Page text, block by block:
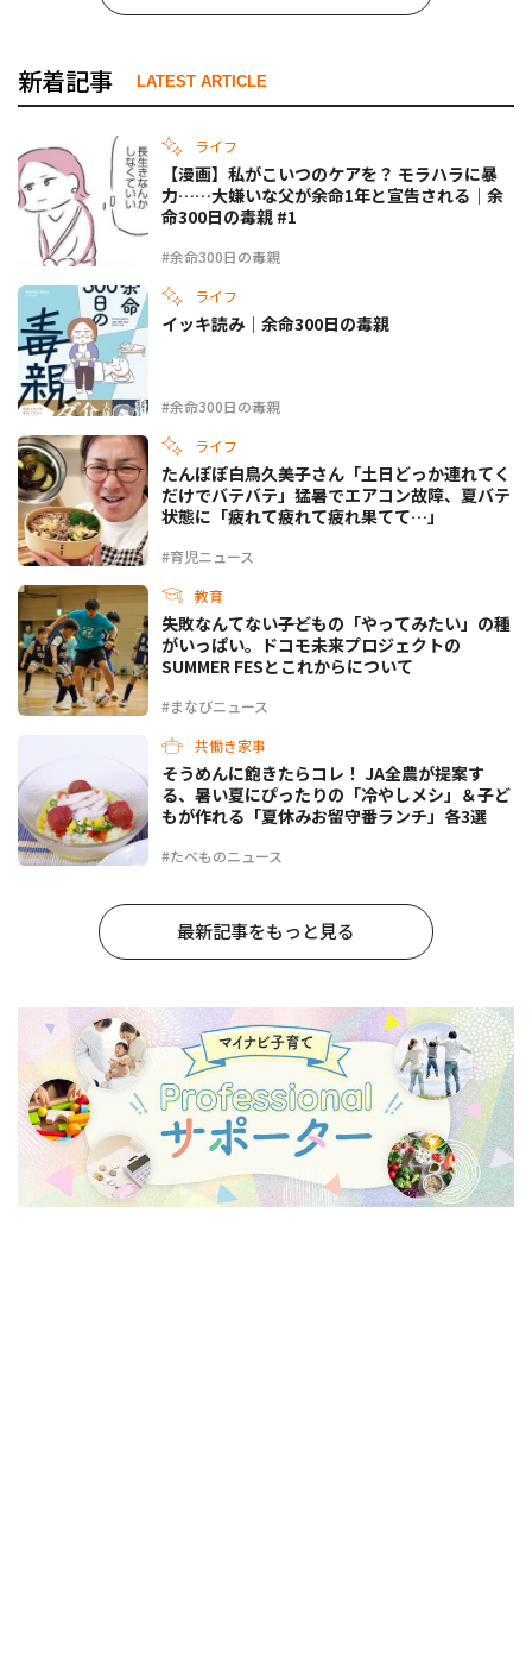
新着記事 LATEST ARTICLE
ライフ
#余命300日の毒親
【漫画】私がこいつのケアを？ モラハラに暴
力……大嫌いな父が余命1年と宣告される｜余
命300日の毒親 #1
ライフ
#余命300日の毒親
イッキ読み｜余命300日の毒親
ライフ
#育児ニュース
たんぽぽ白鳥久美子さん「土日どっか連れてく
だけでバテバテ」猛暑でエアコン故障、夏バテ
状態に「疲れて疲れて疲れ果てて…」
教育
#まなびニュース
失敗なんてない――子どもの「やってみたい」の種
がいっぱい。ドコモ未来プロジェクトの
SUMMER FESとこれからについて
共働き家事
#たべものニュース
そうめんに飽きたらコレ！ JA全農が提案す
る、暑い夏にぴったりの「冷やしメシ」＆子ど
もが作れる「夏休みお留守番ランチ」各3選
最新記事をもっと見る